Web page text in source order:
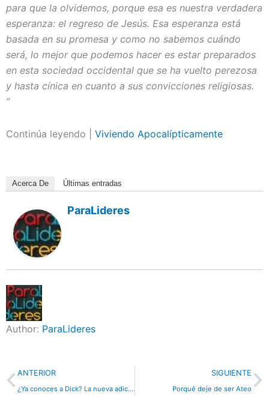
para que la olvidemos, porque esa es nuestra verdadera
esperanza: el regreso de Jesús. Esa esperanza está
basada en su promesa y como no sabemos cuándo
será, lo mejor que podemos hacer es estar preparados
en esta sociedad occidental que se ha vuelto perezosa
y hasta cínica en cuanto a sus convicciones religiosas.
“
Continúa leyendo | Viviendo Apocalípticamente
Acerca De Últimas entradas
ParaLideres
Author: ParaLideres
Previo
ANTERIOR
¿Ya conoces a Dick? La nueva adicción de los jóvenes
SIGUIENTE
Porqué deje de ser Ateo